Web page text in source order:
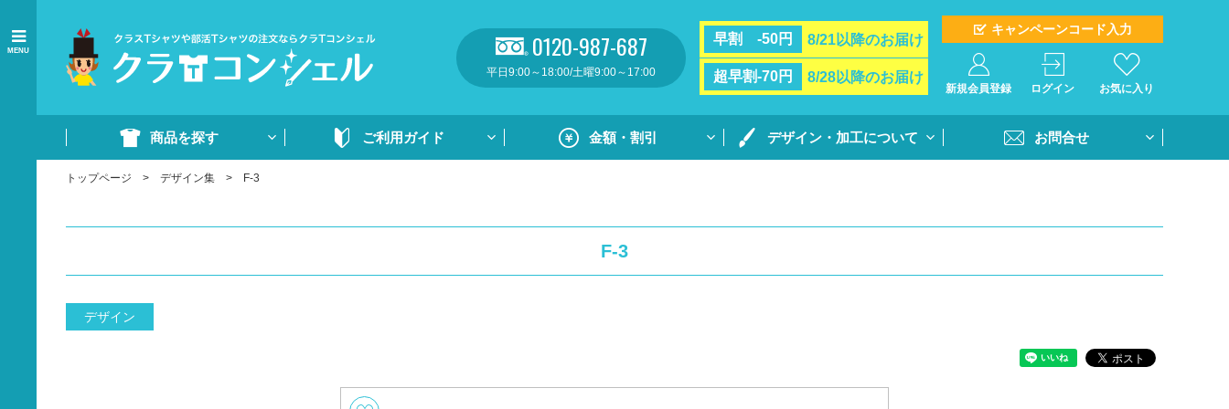
0120-987-687
平日9:00～18:00/土曜9:00～17:00
早割 -50円 8/21以降のお届け
超早割-70円 8/28以降のお届け
キャンペーンコード入力
新規会員登録 ログイン お気に入り
商品を探す
ポロシャツ
ドライポロシャツ
ご利用ガイド
ご注文書・原稿用紙ダウンロ
金額・割引 デザイン・加工について お問合せ
トップページ デザイン集 F-3
F-3
デザイン
MENU